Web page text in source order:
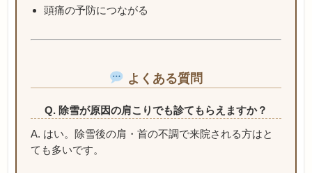
頭痛の予防につながる
よくある質問
Q. 除雪が原因の肩こりでも診てもらえますか？
A. はい。除雪後の肩・首の不調で来院される方はと
ても多いです。